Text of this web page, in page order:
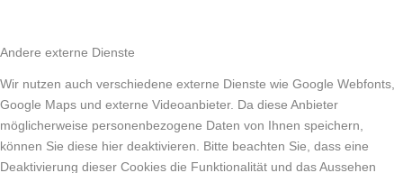
Andere externe Dienste
Wir nutzen auch verschiedene externe Dienste wie Google Webfonts,
Google Maps und externe Videoanbieter. Da diese Anbieter
möglicherweise personenbezogene Daten von Ihnen speichern,
können Sie diese hier deaktivieren. Bitte beachten Sie, dass eine
Deaktivierung dieser Cookies die Funktionalität und das Aussehen